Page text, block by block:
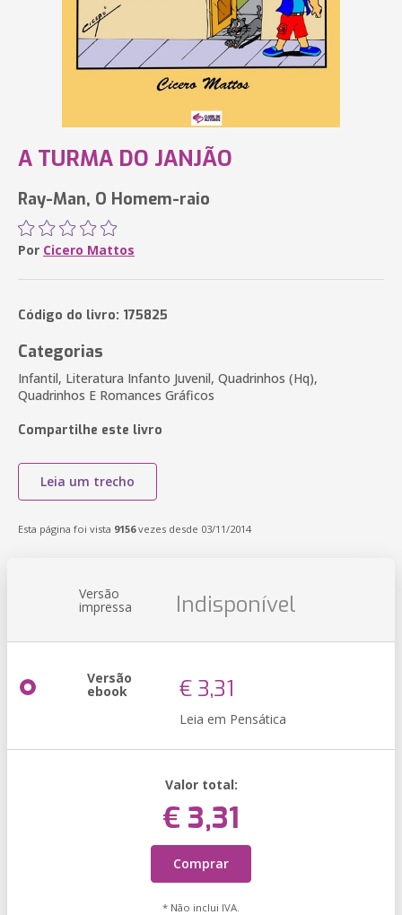
A TURMA DO JANJÃO
Ray-Man, O Homem-raio
Por Cicero Mattos
Código do livro: 175825
Categorias
Infantil, Literatura Infanto Juvenil, Quadrinhos (Hq),
Quadrinhos E Romances Gráficos
Compartilhe este livro
Leia um trecho
Esta página foi vista 9156vezes desde 03/11/2014
Versão
impressa Indisponível
Versão
ebook € 3,31
Leia em Pensática
Valor total:
€ 3,31
Comprar
* Não inclui IVA.